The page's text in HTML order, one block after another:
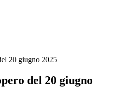
20 giugno 2025
del 20 giugno